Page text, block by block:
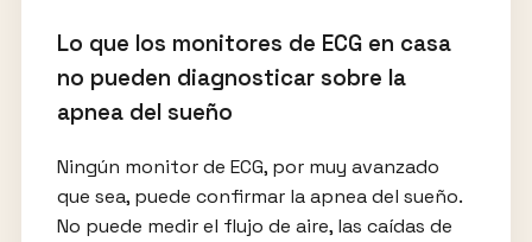
Lo que los monitores de ECG en casa
no pueden diagnosticar sobre la
apnea del sueño
Ningún monitor de ECG, por muy avanzado
que sea, puede confirmar la apnea del sueño.
No puede medir el flujo de aire, las caídas de